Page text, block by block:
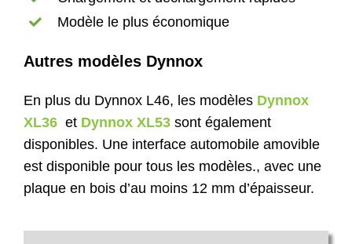
Modèle le plus économique
Autres modèles Dynnox
En plus du Dynnox L46, les modèles Dynnox
XL36et Dynnox XL53sont également
disponibles. Une interface automobile amovible
est disponible pour tous les modèles., avec une
plaque en bois d’au moins 12 mm d’épaisseur.